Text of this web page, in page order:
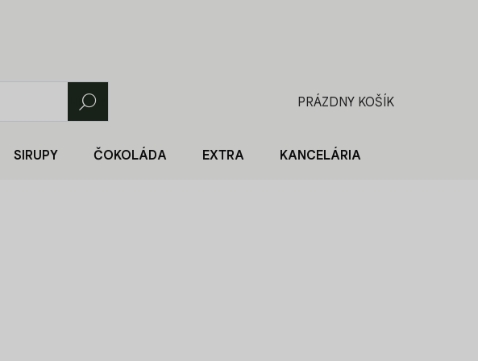
Hľadať
NÁKUPNÝ
PRÁZDNY KOŠÍK
SIRUPY ČOKOLÁDA EXTRA KANCELÁRIA